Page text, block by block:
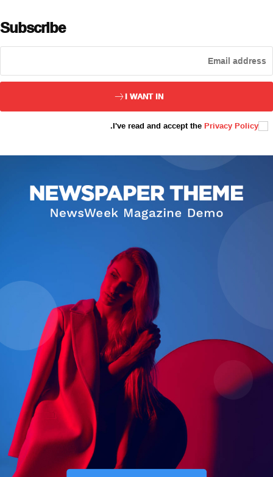
ئەزا بولاي
تور بېكىتىمىز
ئاناسەھىپە
بىز كىم؟
Subscribe
I WANT IN
I've read and accept the Privacy Policy
.